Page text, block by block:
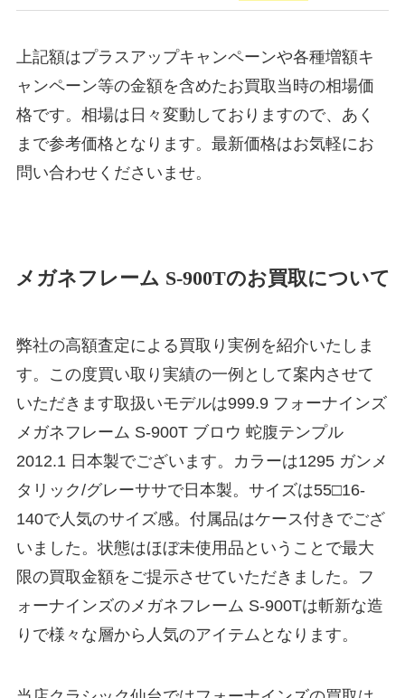
上記額はプラスアップキャンペーンや各種増額キ
ャンペーン等の金額を含めたお買取当時の相場価
格です。相場は日々変動しておりますので、あく
まで参考価格となります。最新価格はお気軽にお
問い合わせくださいませ。
メガネフレーム S-900Tのお買取について
弊社の高額査定による買取り実例を紹介いたしま
す。この度買い取り実績の一例として案内させて
いただきます取扱いモデルは999.9 フォーナインズ
メガネフレーム S-900T ブロウ 蛇腹テンプル
2012.1 日本製でございます。カラーは1295 ガンメ
タリック/グレーササで日本製。サイズは55□16-
140で人気のサイズ感。付属品はケース付きでござ
いました。状態はほぼ未使用品ということで最大
限の買取金額をご提示させていただきました。フ
ォーナインズのメガネフレーム S-900Tは斬新な造
りで様々な層から人気のアイテムとなります。